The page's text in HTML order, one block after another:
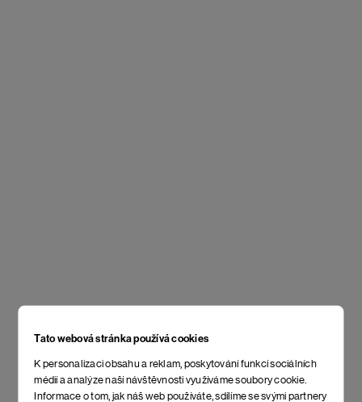
Tato webová stránka používá cookies
K personalizaci obsahu a reklam, poskytování funkcí sociálních
médií a analýze naší návštěvnosti využíváme soubory cookie.
Informace o tom, jak náš web používáte, sdílíme se svými partnery